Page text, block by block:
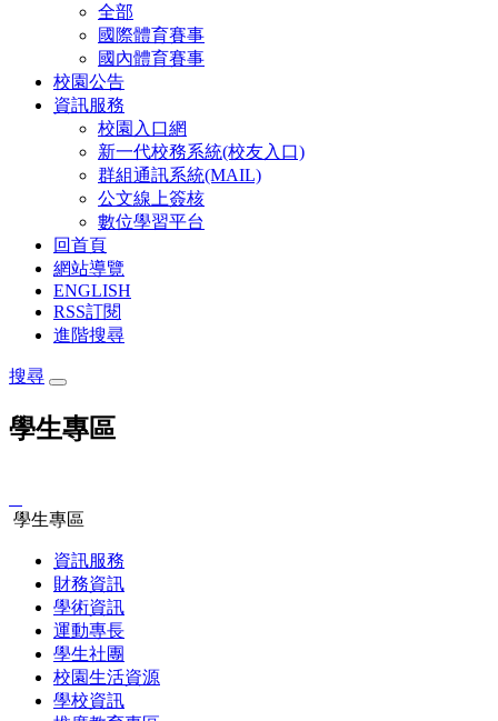
全部
國際體育賽事
國內體育賽事
校園公告
資訊服務
校園入口網
新一代校務系統(校友入口)
群組通訊系統(MAIL)
公文線上簽核
數位學習平台
回首頁
網站導覽
ENGLISH
RSS訂閱
進階搜尋
搜尋
學生專區
學生專區
資訊服務
財務資訊
學術資訊
運動專長
學生社團
校園生活資源
學校資訊